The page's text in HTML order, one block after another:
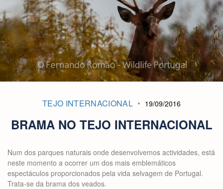
TEJO INTERNACIONAL 19/09/2016
BRAMA NO TEJO INTERNACIONAL
Num dos parques naturais onde desenvolvemos actividades, está
neste momento a ocorrer um dos mais emblemáticos
espectáculos proporcionados pela vida selvagem de Portugal.
Trata-se da brama dos veados.